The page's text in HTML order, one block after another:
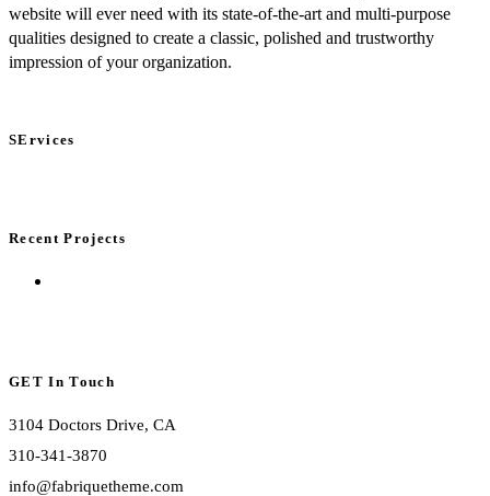
website will ever need with its state-of-the-art and multi-purpose
qualities designed to create a classic, polished and trustworthy
impression of your organization.
SErvices
Recent Projects
GET In Touch
3104 Doctors Drive, CA
310-341-3870
info@fabriquetheme.com